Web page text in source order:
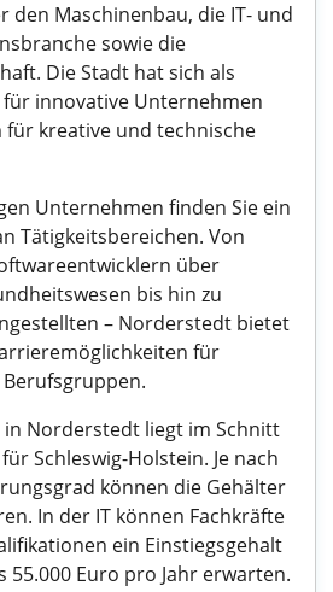
den Maschinenbau, die IT- und
sowie die
Die Stadt hat sich als
innovative Unternehmen
für kreative und technische
Unternehmen finden Sie ein
Tätigkeitsbereichen. Von
über
bis hin zu
– Norderstedt bietet
für
in Norderstedt liegt im Schnitt
Schleswig-Holstein. Je nach
können die Gehälter
In der IT können Fachkräfte
ein Einstiegsgehalt
55.000 Euro pro Jahr erwarten.